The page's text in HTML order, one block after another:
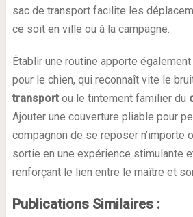
sac de transport facilite les
ce soit en ville ou à la campagne.
Établir une routine apporte
pour le chien, qui reconnaît vite le
transportou le tintement familier du
Ajouter une couverture pliable pour
compagnon de se reposer n’importe
sortie en une expérience stimulante
renforçant le lien entre le maître et
Publications Similaires :